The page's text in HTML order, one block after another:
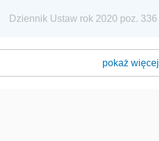
Dziennik Ustaw rok 2020 poz. 336
pokaż więcej